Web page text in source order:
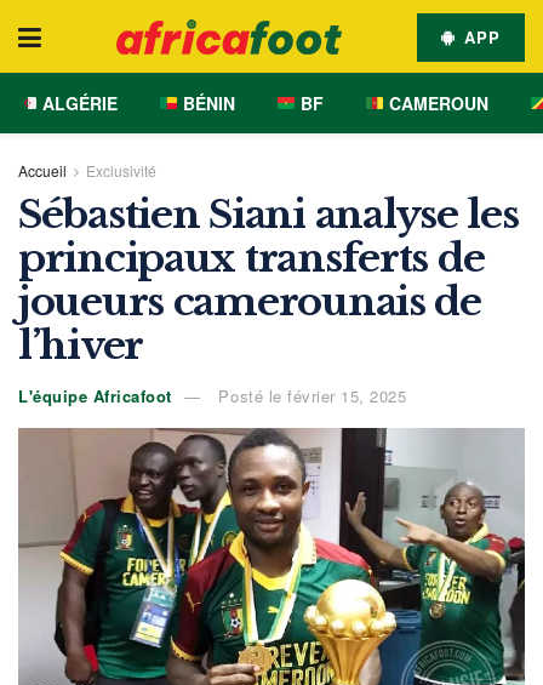
APP
ALGÉRIE BÉNIN BF CAMEROUN
Accueil Exclusivité
Sébastien Siani analyse les
principaux transferts de
joueurs camerounais de
l’hiver
L'équipe Africafoot Posté le février 15, 2025